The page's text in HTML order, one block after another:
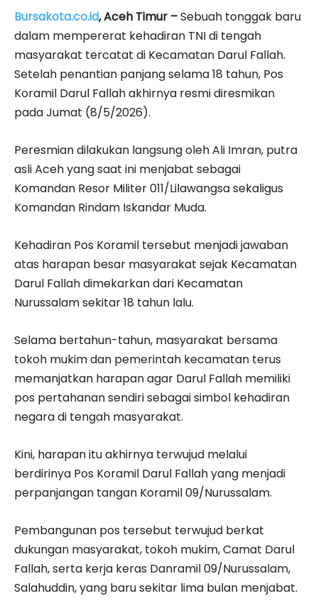
Bursakota.co.id, Aceh Timur –Sebuah tonggak baru
dalam mempererat kehadiran TNI di tengah
masyarakat tercatat di Kecamatan Darul Fallah.
Setelah penantian panjang selama 18 tahun, Pos
Koramil Darul Fallah akhirnya resmi diresmikan
pada Jumat (8/5/2026).
Peresmian dilakukan langsung oleh Ali Imran, putra
asli Aceh yang saat ini menjabat sebagai
Komandan Resor Militer 011/Lilawangsa sekaligus
Komandan Rindam Iskandar Muda.
Kehadiran Pos Koramil tersebut menjadi jawaban
atas harapan besar masyarakat sejak Kecamatan
Darul Fallah dimekarkan dari Kecamatan
Nurussalam sekitar 18 tahun lalu.
Selama bertahun-tahun, masyarakat bersama
tokoh mukim dan pemerintah kecamatan terus
memanjatkan harapan agar Darul Fallah memiliki
pos pertahanan sendiri sebagai simbol kehadiran
negara di tengah masyarakat.
Kini, harapan itu akhirnya terwujud melalui
berdirinya Pos Koramil Darul Fallah yang menjadi
perpanjangan tangan Koramil 09/Nurussalam.
Pembangunan pos tersebut terwujud berkat
dukungan masyarakat, tokoh mukim, Camat Darul
Fallah, serta kerja keras Danramil 09/Nurussalam,
Salahuddin, yang baru sekitar lima bulan menjabat.